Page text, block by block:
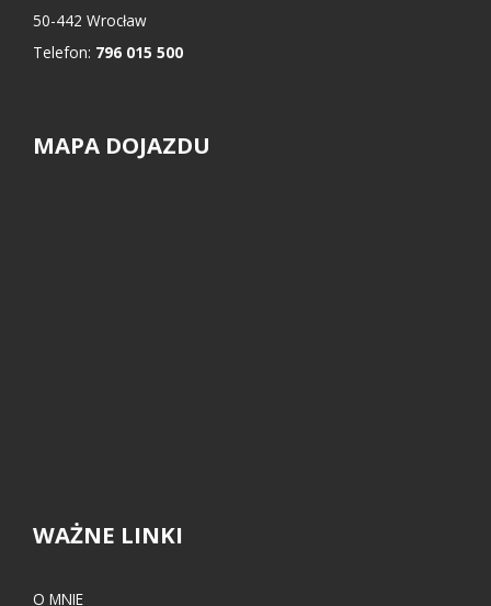
50-442 Wrocław
Telefon: 796 015 500
MAPA DOJAZDU
WAŻNE LINKI
O MNIE